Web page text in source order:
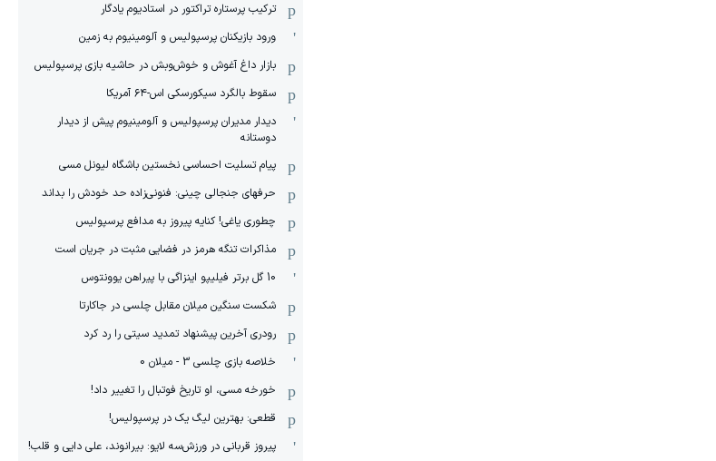
ترکیب پرستاره تراکتور در استادیوم یادگار
ورود بازیکنان پرسپولیس و آلومینیوم به زمین
بازار داغ آغوش و خوش‌و‌بش در حاشیه بازی پرسپولیس
سقوط بالگرد سیکورسکی اس-۶۴ آمریکا
دیدار مدیران پرسپولیس و آلومینیوم پیش از دیدار
دوستانه
پیام تسلیت احساسی نخستین باشگاه لیونل مسی
حرفهای جنجالی چینی: فنونی‌زاده حد خودش را بداند
چطوری یاغی! کنایه پیروز به مدافع پرسپولیس
مذاکرات تنگه هرمز در فضایی مثبت در جریان است
10 گل برتر فیلیپو اینزاگی با پیراهن یوونتوس
شکست سنگین میلان مقابل چلسی در جاکارتا
رودری آخرین پیشنهاد تمدید سیتی را رد کرد
خلاصه بازی چلسی 3 - میلان 0
خورخه مسی، او تاریخ فوتبال را تغییر داد!
قطعی: بهترین لیگ یک در پرسپولیس!
پیروز قربانی در ورزش‌سه لایو: بیرانوند، علی دایی و قلب!